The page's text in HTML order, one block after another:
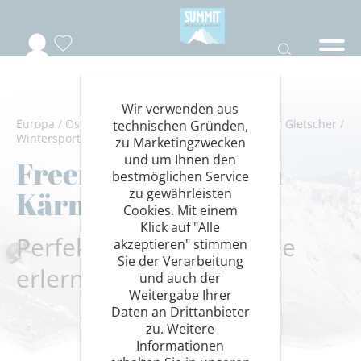
Europa / Österreich/Kärnten-Ankogel/Mölltaler Gletscher /
Wintersport
Freeride
Freeridetraining in
Kärnten
Perfektion im Tiefschnee
erlernen
Wir verwenden aus
technischen Gründen,
zu Marketingzwecken
und um Ihnen den
bestmöglichen Service
zu gewährleisten
Cookies. Mit einem
Klick auf "Alle
akzeptieren" stimmen
Sie der Verarbeitung
und auch der
Weitergabe Ihrer
Daten an Drittanbieter
zu. Weitere
Informationen